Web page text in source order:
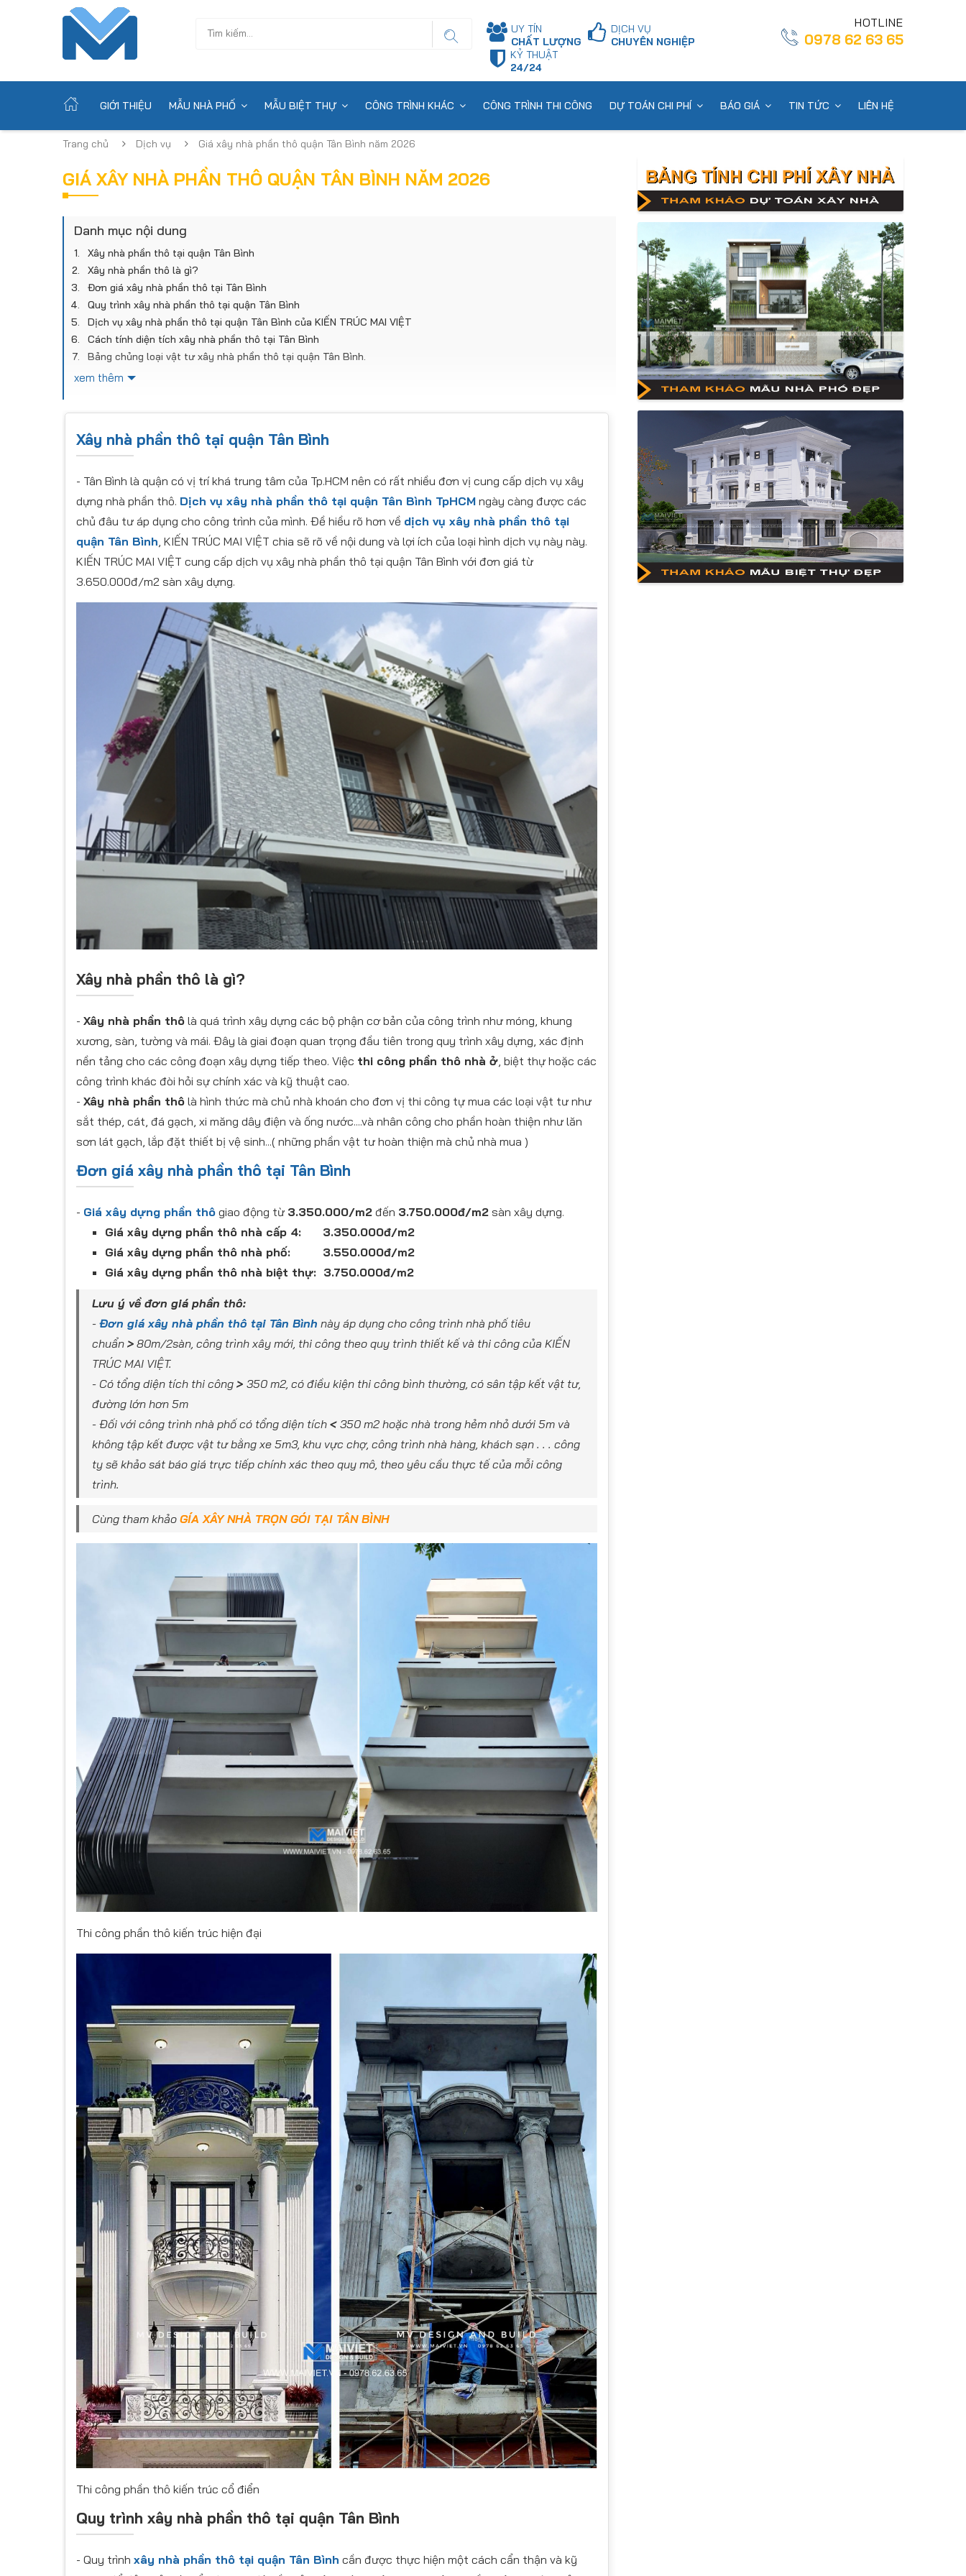
UY TÍN
CHẤT LƯỢNG
DỊCH VỤ
CHUYÊN NGHIỆP
KỶ THUẬT
24/24
HOTLINE
0978 62 63 65
GIỚI THIỆU MẪU NHÀ PHỐ MẪU BIỆT THỰ CÔNG TRÌNH KHÁC CÔNG TRÌNH THI CÔNG DỰ TOÁN CHI PHÍ BÁO GIÁ TIN TỨC LIÊN HỆ
Trang chủ Dịch vụ Giá xây nhà phần thô quận Tân Bình năm 2026
GIÁ XÂY NHÀ PHẦN THÔ QUẬN TÂN BÌNH NĂM 2026
Danh mục nội dung
Xây nhà phần thô tại quận Tân Bình
​Xây nhà phần thô là gì?
Đơn giá xây nhà phần thô tại Tân Bình
​Quy trình xây nhà phần thô tại quận Tân Bình
Dịch vụ xây nhà phần thô tại quận Tân Bình của KIẾN TRÚC MAI VIỆT
Cách tính diện tích xây nhà phần thô tại Tân Bình
Bảng chủng loại vật tư xây nhà phần thô tại quận Tân Bình.
Những công việc đơn vị thi công cung cấp vật tư kèm theo hợp đồng thi công phần thô.
Thông tin liên hệ
xem thêm
Xây nhà phần thô tại quận Tân Bình
- Tân Bình là quận có vị trí khá trung tâm của Tp.HCM nên có rất nhiều đơn vị cung cấp dịch vụ xây
dựng nhà phần thô. Dịch vụ xây nhà phần thô tại quận Tân Bình TpHCM ngày càng được các
chủ đâu tư áp dụng cho công trình của mình. Đề hiều rõ hơn về dịch vụ xây nhà phần thô tại
quận Tân Bình, KIẾN TRÚC MAI VIỆT chia sẽ rõ về nội dung và lợi ích của loại hình dịch vụ này này.
KIẾN TRÚC MAI VIỆT cung cấp dịch vụ xây nhà phần thô tại quận Tân Bình với đơn giá từ
3.650.000đ/m2 sàn xây dựng.
​Xây nhà phần thô là gì?
- Xây nhà phần thô là quá trình xây dựng các bộ phận cơ bản của công trình như móng, khung
xương, sàn, tường và mái. Đây là giai đoạn quan trọng đầu tiên trong quy trình xây dựng, xác định
nền tảng cho các công đoạn xây dựng tiếp theo. Việc thi công phần thô nhà ở, biệt thự hoặc các
công trình khác đòi hỏi sự chính xác và kỹ thuật cao.
- Xây nhà phần thô là hình thức mà chủ nhà khoán cho đơn vị thi công tự mua các loại vật tư như
sắt thép, cát, đá gạch, xi măng dây điện và ống nước....và nhân công cho phần hoàn thiện như lăn
sơn lát gạch, lắp đặt thiết bị vệ sinh...( những phần vật tư hoàn thiện mà chủ nhà mua )
Đơn giá xây nhà phần thô tại Tân Bình
- Giá xây dựng phần thô giao động từ 3.350.000/m2 đến 3.750.000đ/m2 sàn xây dựng.
Giá xây dựng phần thô nhà cấp 4: 3.350.000đ/m2
Giá xây dựng phần thô nhà phố: 3.550.000đ/m2
Giá xây dựng phần thô nhà biệt thự: 3.750.000đ/m2
Lưu ý về đơn giá phần thô:
- Đơn giá xây nhà phần thô tại Tân Bình này áp dụng cho công trình nhà phố tiêu
chuẩn > 80m/2sàn, công trình xây mới, thi công theo quy trình thiết kế và thi công của KIẾN
TRÚC MAI VIỆT.
- Có tổng diện tích thi công > 350 m2, có điều kiện thi công bình thường, có sân tập kết vật tư,
đường lớn hơn 5m
- Đối với công trình nhà phố có tổng diện tích < 350 m2 hoặc nhà trong hẻm nhỏ dưới 5m và
không tập kết được vật tư bằng xe 5m3, khu vực chợ, công trình nhà hàng, khách sạn . . . công
ty sẽ khảo sát báo giá trực tiếp chính xác theo quy mô, theo yêu cầu thực tế của mỗi công
trình.
Cùng tham khảo GÍA XÂY NHÀ TRỌN GÓI TẠI TÂN BÌNH
Thi công phần thô kiến trúc hiện đại
Thi công phần thô kiến trúc cổ điển
Quy trình xây nhà phần thô tại quận Tân Bình
- Quy trình xây nhà phần thô tại quận Tân Bình cần được thực hiện một cách cẩn thận và kỹ